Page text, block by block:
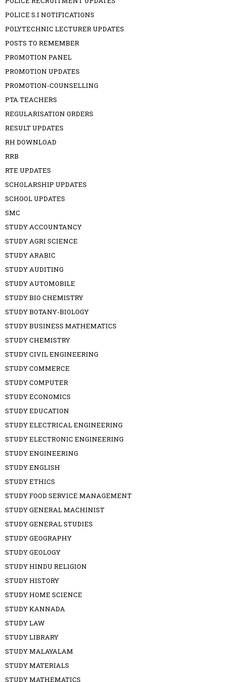
POLICE S.I NOTIFICATIONS
POLYTECHNIC LECTURER UPDATES
POSTS TO REMEMBER
PROMOTION PANEL
PROMOTION UPDATES
PROMOTION-COUNSELLING
PTA TEACHERS
REGULARISATION ORDERS
RESULT UPDATES
RH DOWNLOAD
RRB
RTE UPDATES
SCHOLARSHIP UPDATES
SCHOOL UPDATES
SMC
STUDY ACCOUNTANCY
STUDY AGRI SCIENCE
STUDY ARABIC
STUDY AUDITING
STUDY AUTOMOBILE
STUDY BIO CHEMISTRY
STUDY BOTANY-BIOLOGY
STUDY BUSINESS MATHEMATICS
STUDY CHEMISTRY
STUDY CIVIL ENGINEERING
STUDY COMMERCE
STUDY COMPUTER
STUDY ECONOMICS
STUDY EDUCATION
STUDY ELECTRICAL ENGINEERING
STUDY ELECTRONIC ENGINEERING
STUDY ENGINEERING
STUDY ENGLISH
STUDY ETHICS
STUDY FOOD SERVICE MANAGEMENT
STUDY GENERAL MACHINIST
STUDY GENERAL STUDIES
STUDY GEOGRAPHY
STUDY GEOLOGY
STUDY HINDU RELIGION
STUDY HISTORY
STUDY HOME SCIENCE
STUDY KANNADA
STUDY LAW
STUDY LIBRARY
STUDY MALAYALAM
STUDY MATERIALS
STUDY MATHEMATICS